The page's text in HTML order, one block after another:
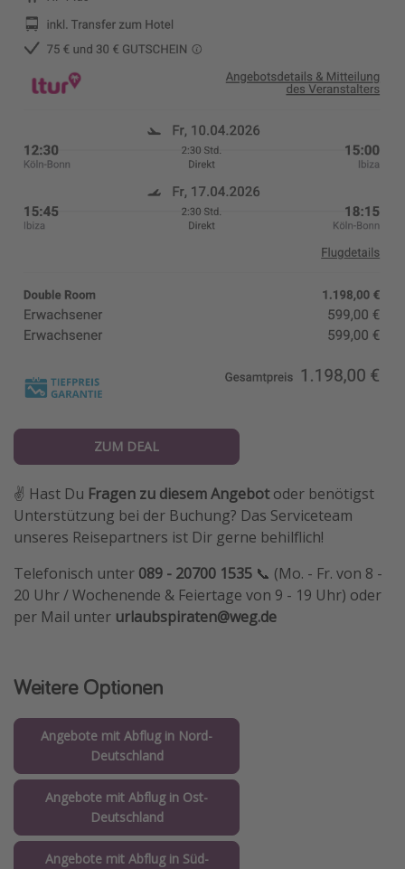
ZUM DEAL
✌️ Hast Du Fragen zu diesem Angebotoder benötigst
Unterstützung bei der Buchung? Das Serviceteam
unseres Reisepartners ist Dir gerne behilflich!
Telefonisch unter 089 - 20700 1535 📞 (Mo. - Fr. von 8 -
20 Uhr / Wochenende & Feiertage von 9 - 19 Uhr) oder
per Mail unter urlaubspiraten@weg.de
Weitere Optionen
Angebote mit Abflug in Nord-
Deutschland
Angebote mit Abflug in Ost-
Deutschland
Angebote mit Abflug in Süd-